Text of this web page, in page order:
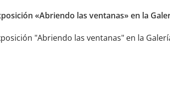
«Abriendo las ventanas» en la
"Abriendo las ventanas" en la